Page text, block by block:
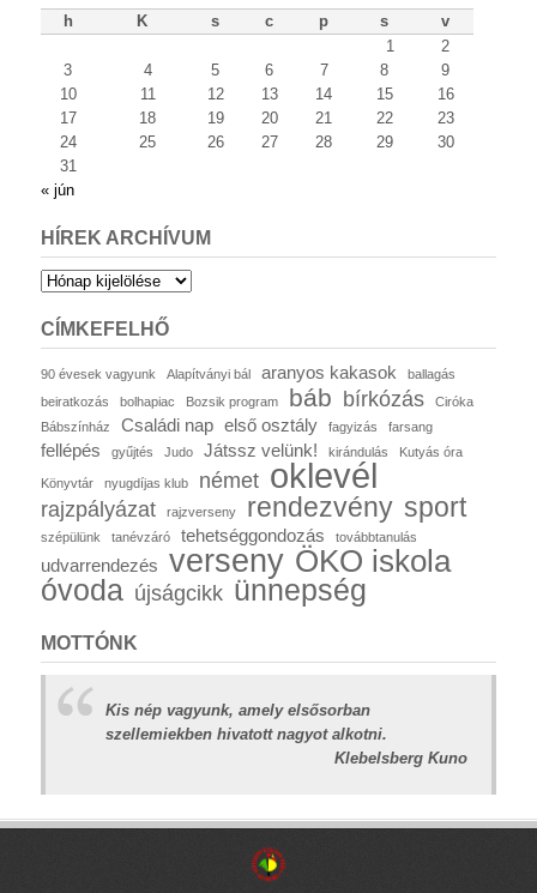
h K s c p s
v
1
2
3
4 5 6 7 8
9
10
11 12 13 14 15
16
17
18 19 20 21 22
23
24
25 26 27 28 29
30
31
« jún
HÍREK ARCHÍVUM
Hírek
CÍMKEFELHŐ
90 évesek vagyunk Alapítványi bál aranyos kakasok
ballagás
beiratkozás
bolhapiac Bozsik program báb bírkózás
Ciróka
Bábszínház
Családi nap első osztály fagyizás farsang
fellépés gyűjtés Judo Játssz velünk! kirándulás Kutyás óra
Könyvtár nyugdíjas klub német oklevél
rajzpályázat rajzverseny rendezvény sport
szépülünk tanévzáró tehetséggondozás továbbtanulás
udvarrendezés verseny ÖKO iskola
óvoda újságcikk ünnepség
MOTTÓNK
Kis nép vagyunk, amely elsősorban
szellemiekben hivatott nagyot alkotni.
Klebelsberg Kuno